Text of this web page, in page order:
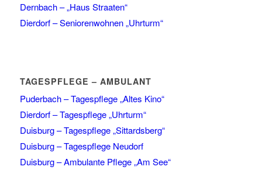
Dernbach – „Haus Straaten“
Dierdorf – Seniorenwohnen „Uhrturm“
TAGESPFLEGE – AMBULANT
Puderbach – Tagespflege „Altes Kino“
Dierdorf – Tagespflege „Uhrturm“
Duisburg – Tagespflege „Sittardsberg“
Duisburg – Tagespflege Neudorf
Duisburg – Ambulante Pflege „Am See“